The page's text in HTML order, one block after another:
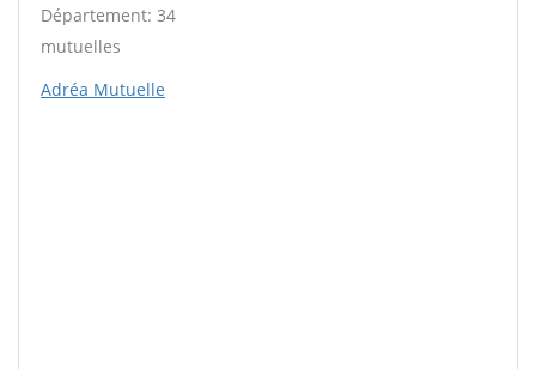
Département: 34
mutuelles
Adréa Mutuelle